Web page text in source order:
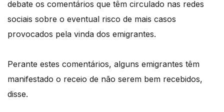
debate os comentários que têm circulado nas redes
sociais sobre o eventual risco de mais casos
provocados pela vinda dos emigrantes.
Perante estes comentários, alguns emigrantes têm
manifestado o receio de não serem bem recebidos,
disse.